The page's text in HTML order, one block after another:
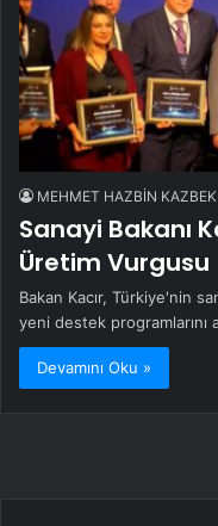
MEHMET HAZBİN KAZBEK
Sanayi Bakanı
Üretim Vurgusu
Bakan Kacır, Türkiye'nin
yeni destek programlarını
Devamını Oku »